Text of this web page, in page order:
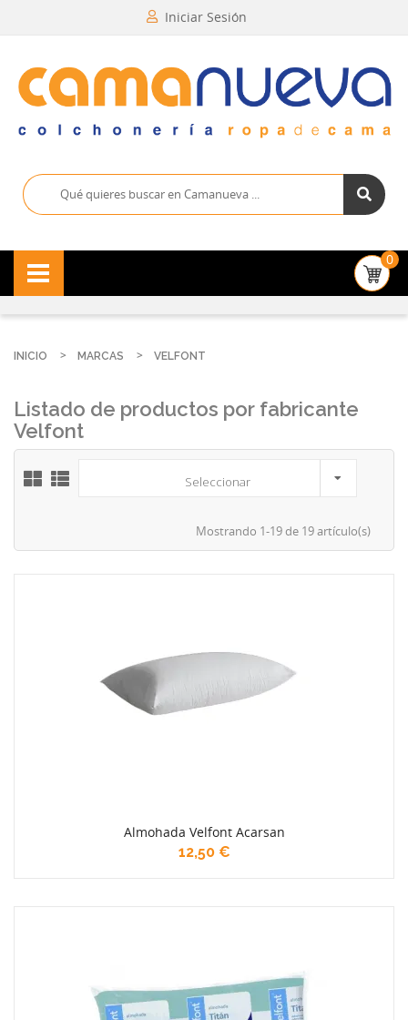
Iniciar Sesión
0
INICIO MARCAS VELFONT
Listado de productos por fabricante
Velfont
Seleccionar
Mostrando 1-19 de 19 artículo(s)
Almohada Velfont Acarsan
12,50 €